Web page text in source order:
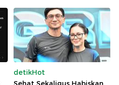
detikHot